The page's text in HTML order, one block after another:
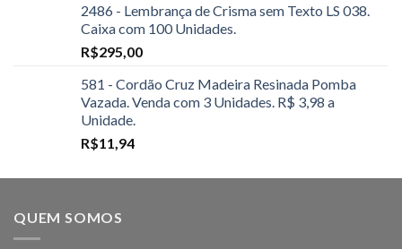
2486 - Lembrança de Crisma sem Texto LS 038.
Caixa com 100 Unidades.
R$295,00
581 - Cordão Cruz Madeira Resinada Pomba
Vazada. Venda com 3 Unidades. R$ 3,98 a
Unidade.
R$11,94
QUEM SOMOS